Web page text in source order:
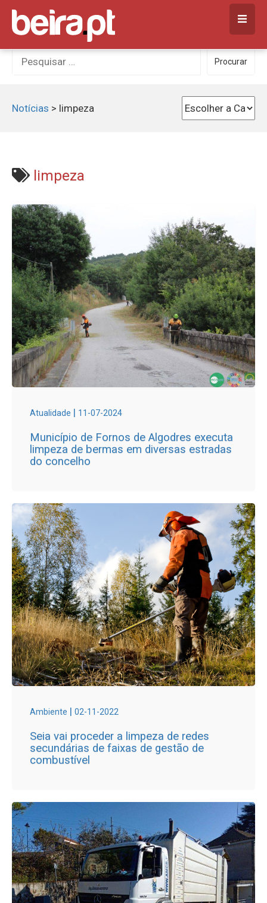
Skip
content
Procurar
por:
Procurar
Notícias > limpeza
limpeza
Atualidade | 11-07-2024
Município de Fornos de Algodres executa
limpeza de bermas em diversas estradas
do concelho
Ambiente | 02-11-2022
Seia vai proceder a limpeza de redes
secundárias de faixas de gestão de
combustível